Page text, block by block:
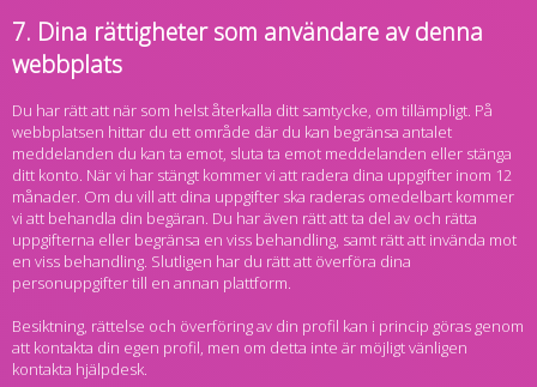
7. Dina rättigheter som användare av denna
webbplats
Du har rätt att när som helst återkalla ditt samtycke, om tillämpligt. På
webbplatsen hittar du ett område där du kan begränsa antalet
meddelanden du kan ta emot, sluta ta emot meddelanden eller stänga
ditt konto. När vi har stängt kommer vi att radera dina uppgifter inom 12
månader. Om du vill att dina uppgifter ska raderas omedelbart kommer
vi att behandla din begäran. Du har även rätt att ta del av och rätta
uppgifterna eller begränsa en viss behandling, samt rätt att invända mot
en viss behandling. Slutligen har du rätt att överföra dina
personuppgifter till en annan plattform.
Besiktning, rättelse och överföring av din profil kan i princip göras genom
att kontakta din egen profil, men om detta inte är möjligt vänligen
kontakta hjälpdesk.